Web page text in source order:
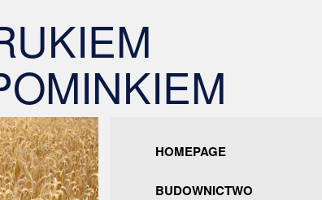
HOMEPAGE
BUDOWNICTWO